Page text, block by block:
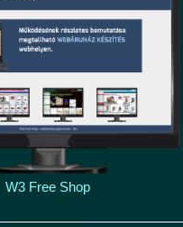
W3 Free Shop